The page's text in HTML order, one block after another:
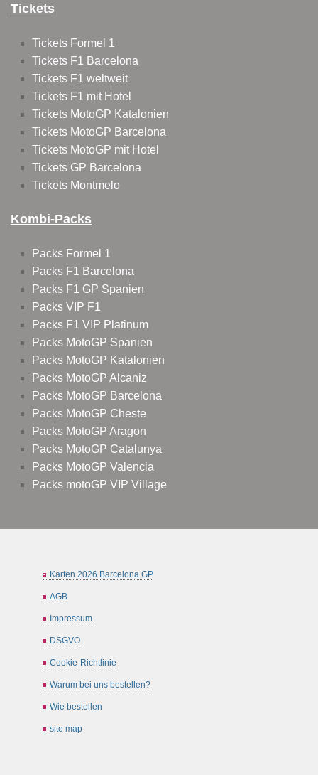
Tickets
Tickets Formel 1
Tickets F1 Barcelona
Tickets F1 weltweit
Tickets F1 mit Hotel
Tickets MotoGP Katalonien
Tickets MotoGP Barcelona
Tickets MotoGP mit Hotel
Tickets GP Barcelona
Tickets Montmelo
Kombi-Packs
Packs Formel 1
Packs F1 Barcelona
Packs F1 GP Spanien
Packs VIP F1
Packs F1 VIP Platinum
Packs MotoGP Spanien
Packs MotoGP Katalonien
Packs MotoGP Alcaniz
Packs MotoGP Barcelona
Packs MotoGP Cheste
Packs MotoGP Aragon
Packs MotoGP Catalunya
Packs MotoGP Valencia
Packs motoGP VIP Village
Karten 2026 Barcelona GP
AGB
Impressum
DSGVO
Cookie-Richtlinie
Warum bei uns bestellen?
Wie bestellen
site map